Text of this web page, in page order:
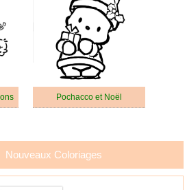
Pochacco et Noël
Nouveaux Coloriages